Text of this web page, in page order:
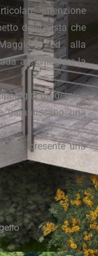
attenzione
della vista che
ed alla
a privilegiare la
moderni, e
una
sarà presente una